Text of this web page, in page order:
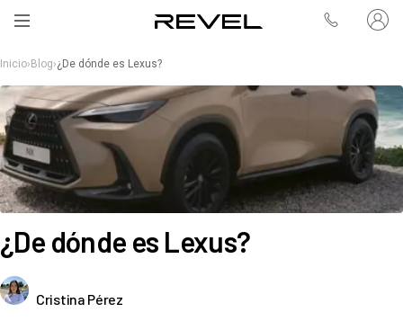
Inicio› Blog›¿De dónde es Lexus?
¿De dónde es Lexus?
Cristina Pérez